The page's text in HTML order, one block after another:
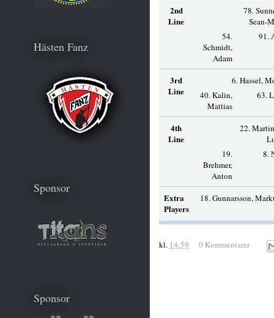
2nd
Line
78.
Sean-
54.
Schmidt,
Adam
91.
3rd
Line
6. Hassel,
40. Kalin,
Mattias
63.
4th
Line
22.
19.
Brehmer,
Anton
8.
Extra
Players
18. Gunnarsson,
kl. 14:59 0 Kommentarer
Hästen Fanz
Sponsor
Sponsor